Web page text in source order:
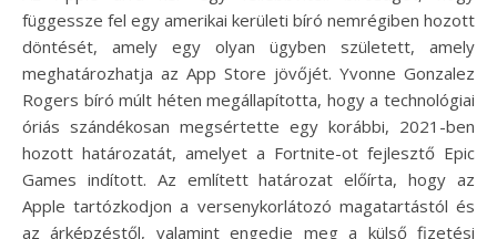
függessze fel egy amerikai kerületi bíró nemrégiben hozott
döntését, amely egy olyan ügyben született, amely
meghatározhatja az App Store jövőjét. Yvonne Gonzalez
Rogers bíró múlt héten megállapította, hogy a technológiai
óriás szándékosan megsértette egy korábbi, 2021-ben
hozott határozatát, amelyet a Fortnite-ot fejlesztő Epic
Games indított. Az említett határozat előírta, hogy az
Apple tartózkodjon a versenykorlátozó magatartástól és
az árképzéstől, valamint engedje meg a külső fizetési